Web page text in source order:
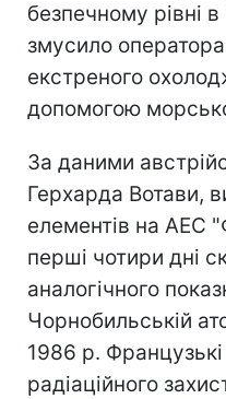
безпечному рівні
змусило
екстреного
допомогою
За даними
Герхарда Вотави,
елементів на АЕС
перші чотири дні
аналогічного
Чорнобильській
1986 р. Французькі
радіаційного